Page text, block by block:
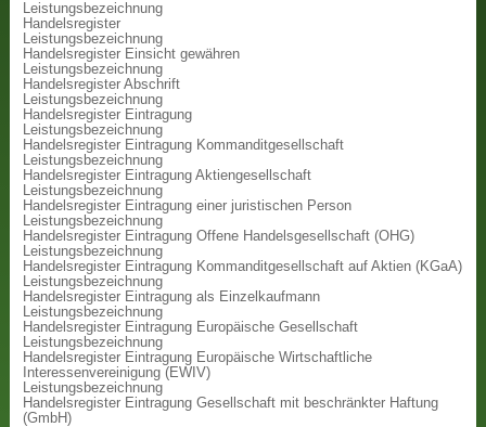
Leistungsbezeichnung
Handelsregister
Leistungsbezeichnung
Handelsregister Einsicht gewähren
Leistungsbezeichnung
Handelsregister Abschrift
Leistungsbezeichnung
Handelsregister Eintragung
Leistungsbezeichnung
Handelsregister Eintragung Kommanditgesellschaft
Leistungsbezeichnung
Handelsregister Eintragung Aktiengesellschaft
Leistungsbezeichnung
Handelsregister Eintragung einer juristischen Person
Leistungsbezeichnung
Handelsregister Eintragung Offene Handelsgesellschaft (OHG)
Leistungsbezeichnung
Handelsregister Eintragung Kommanditgesellschaft auf Aktien (KGaA)
Leistungsbezeichnung
Handelsregister Eintragung als Einzelkaufmann
Leistungsbezeichnung
Handelsregister Eintragung Europäische Gesellschaft
Leistungsbezeichnung
Handelsregister Eintragung Europäische Wirtschaftliche
Interessenvereinigung (EWIV)
Leistungsbezeichnung
Handelsregister Eintragung Gesellschaft mit beschränkter Haftung
(GmbH)